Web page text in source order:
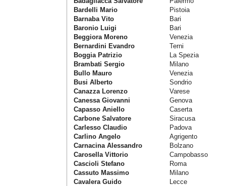
Bardelli Mario
Pistoia
Barnaba Vito
Bari
Baronio Luigi
Bari
Beggiora Moreno
Venezia
Bernardini Evandro
Terni
Boggia Patrizio
La Spezia
Brambati Sergio
Milano
Bullo Mauro
Venezia
Busi Alberto
Sondrio
Canazza Lorenzo
Varese
Canessa Giovanni
Genova
Capasso Aniello
Caserta
Carbone Salvatore
Siracusa
Carlesso Claudio
Padova
Carlino Angelo
Agrigento
Carnacina Alessandro
Bolzano
Carosella Vittorio
Campobasso
Cascioli Stefano
Roma
Cassuto Massimo
Milano
Cavalera Guido
Lecce